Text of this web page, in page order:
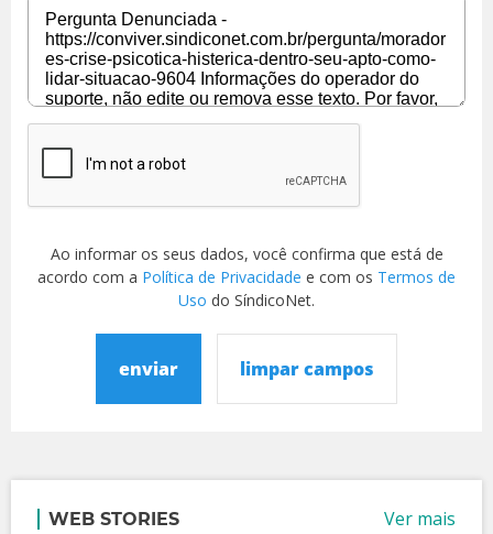
Ao informar os seus dados, você confirma que está de
acordo com a Política de Privacidade e com os Termos de
Uso do SíndicoNet.
enviar limpar campos
WEB STORIES Ver mais